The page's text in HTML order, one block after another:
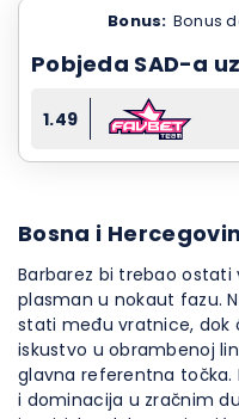
Bonus: Bonus
Pobjeda SAD-a
1.49
Bosna i
Barbarez bi trebao ostati
plasman u nokaut fazu.
stati među vratnice, dok
iskustvo u obrambenoj
glavna referentna točka.
i dominacija u zračnim